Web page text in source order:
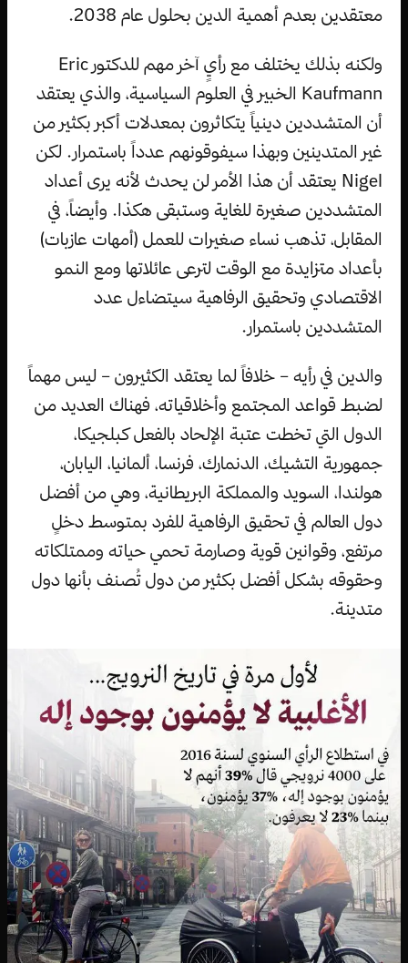
معتقدين بعدم أهمية الدين بحلول عام 2038.
ولكنه بذلك يختلف مع رأيٍ آخر مهم للدكتور Eric
Kaufmann الخبير في العلوم السياسية، والذي يعتقد
أن المتشددين دينياً يتكاثرون بمعدلات أكبر بكثير من
غير المتدينين وبهذا سيفوقونهم عدداً باستمرار. لكن
Nigel يعتقد أن هذا الأمر لن يحدث لأنه يرى أعداد
المتشددين صغيرة للغاية وستبقى هكذا. وأيضاً، في
المقابل، تذهب نساء صغيرات للعمل (أمهات عازبات)
بأعداد متزايدة مع الوقت لترعى عائلاتها ومع النمو
الاقتصادي وتحقيق الرفاهية سيتضاءل عدد
المتشددين باستمرار.
والدين في رأيه – خلافاً لما يعتقد الكثيرون – ليس مهماً
لضبط قواعد المجتمع وأخلاقياته، فهناك العديد من
الدول التي تخطت عتبة الإلحاد بالفعل كبلجيكا،
جمهورية التشيك، الدنمارك، فرنسا، ألمانيا، اليابان،
هولندا، السويد والمملكة البريطانية، وهي من أفضل
دول العالم في تحقيق الرفاهية للفرد بمتوسط دخلٍ
مرتفع، وقوانين قوية وصارمة تحمي حياته وممتلكاته
وحقوقه بشكل أفضل بكثير من دول تُصنف بأنها دول
متدينة.